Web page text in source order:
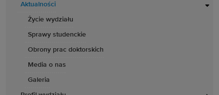
Aktualności
Życie wydziału
Sprawy studenckie
Obrony prac doktorskich
Media o nas
Galeria